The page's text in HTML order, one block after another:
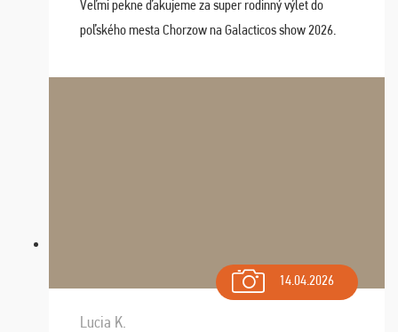
Veľmi pekne ďakujeme za super rodinný výlet do
poľského mesta Chorzow na Galacticos show 2026.
Navštívili sme aj zábavný park Legendia, previe ...
14.04.2026
Lucia K.